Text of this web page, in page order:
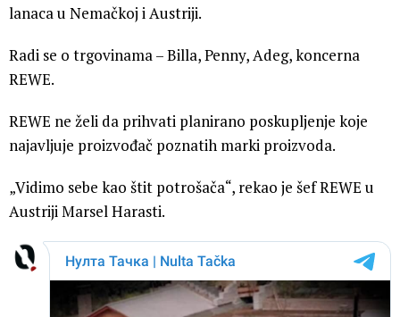
lanaca u Nemačkoj i Austriji.
Radi se o trgovinama – Billa, Penny, Adeg, koncerna
REWE.
REWE ne želi da prihvati planirano poskupljenje koje
najavljuje proizvođač poznatih marki proizvoda.
„Vidimo sebe kao štit potrošača“, rekao je šef REWE u
Austriji Marsel Harasti.